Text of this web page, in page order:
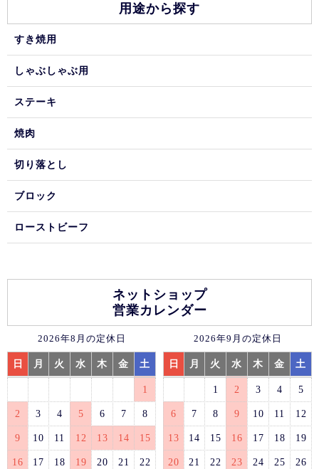
用途から探す
すき焼用
しゃぶしゃぶ用
ステーキ
焼肉
切り落とし
ブロック
ローストビーフ
ネットショップ
営業カレンダー
2026年8月の定休日
日 月 火 水 木 金 土
1
2 3 4 5 6 7 8
9 10 11 12 13 14 15
16 17 18 19 20 21 22
2026年9月の定休日
日 月 火 水 木 金 土
1 2 3 4 5
6 7 8 9 10 11 12
13 14 15 16 17 18 19
20 21 22 23 24 25 26